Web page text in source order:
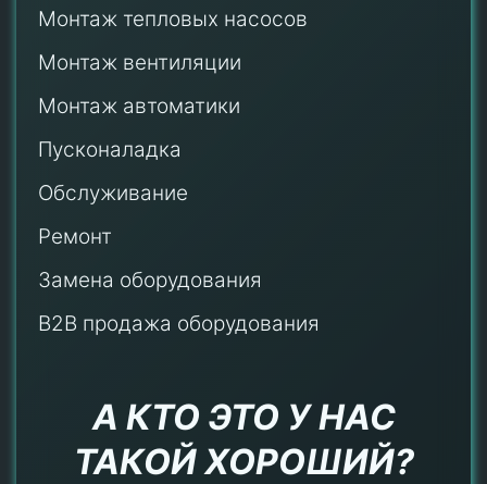
Монтаж тепловых насосов
Монтаж вентиляции
Монтаж автоматики
Пусконаладка
Обслуживание
Ремонт
Замена оборудования
B2B продажа оборудования
А КТО ЭТО У НАС
ТАКОЙ ХОРОШИЙ?